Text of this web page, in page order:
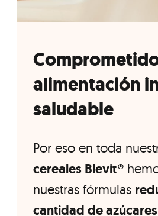
alimentación
saludable
Por eso en toda
cereales Blevit®
nuestras fórmulas
cantidad de azúcares